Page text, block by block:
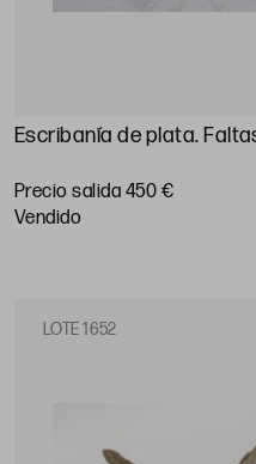
Escribanía de plata.
Precio salida 450 €
vendido
LOTE 1652